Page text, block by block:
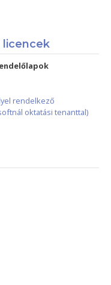
licencek
rendelkező
oktatási tenanttal)